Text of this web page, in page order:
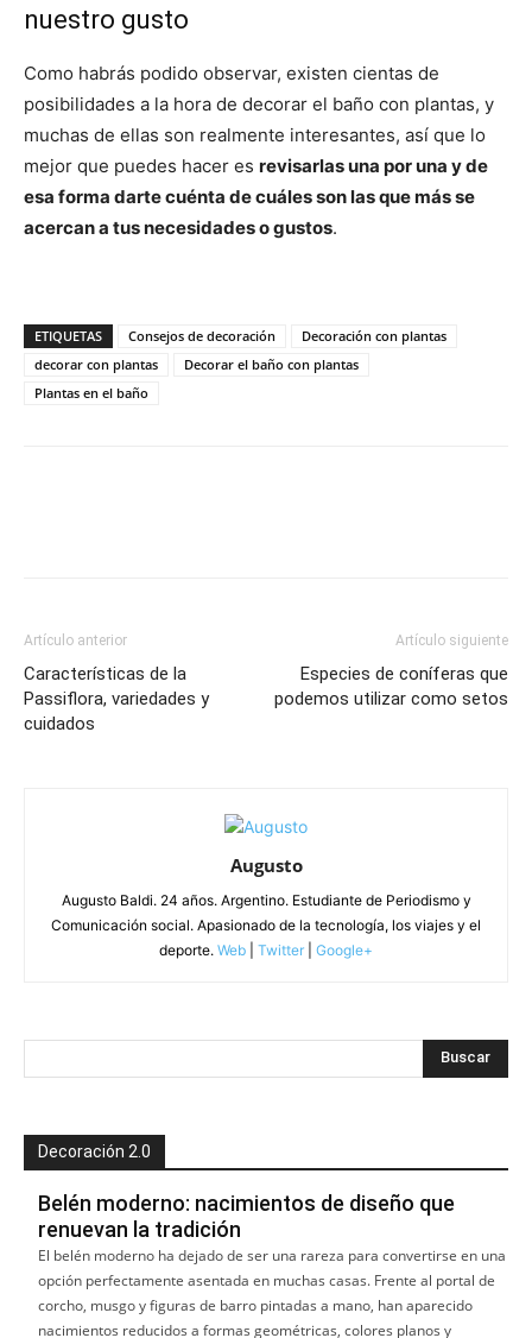
nuestro gusto
Como habrás podido observar, existen cientas de
posibilidades a la hora de decorar el baño con plantas, y
muchas de ellas son realmente interesantes, así que lo
mejor que puedes hacer es revisarlas una por una y de
esa forma darte cuénta de cuáles son las que más se
acercan a tus necesidades o gustos.
ETIQUETAS Consejos de decoración
Decoración con plantas
decorar con plantas
Decorar el baño con plantas
Plantas en el baño
Artículo anterior
Características de la
Passiflora, variedades y
cuidados
Artículo siguiente
Especies de coníferas que
podemos utilizar como setos
Augusto
Augusto Baldi. 24 años. Argentino. Estudiante de Periodismo y
Comunicación social. Apasionado de la tecnología, los viajes y el
deporte. Web Twitter Google+
Decoración 2.0
Belén moderno: nacimientos de diseño que
renuevan la tradición
El belén moderno ha dejado de ser una rareza para convertirse en una
opción perfectamente asentada en muchas casas. Frente al portal de
corcho, musgo y figuras de barro pintadas a mano, han aparecido
nacimientos reducidos a formas geométricas, colores planos y